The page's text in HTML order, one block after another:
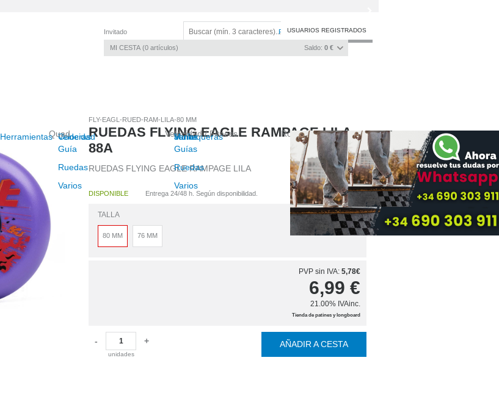
Invitado Registro/Iniciar sesión
MI CESTA 0 artículos Saldo: 0 €
USUARIOS REGISTRADOS
Velocidad Junior Patines Quad
Coderas Muñequeras Guantes
Culeras
Quad
Guía
Ruedas
Varios
Velocidad / Fitness
Guías
Ruedas
Varios
Rodamientos
Ver rodamientos
Herramientas Varios
FLY-EAGL-RUED-RAM-LILA-80 MM
RUEDAS FLYING EAGLE RAMPAGE LILA
88A
RUEDAS FLYING EAGLE RAMPAGE LILA
DISPONIBLE Entrega 24/48 h. Según disponibilidad.
TALLA
80 MM 76 MM
PVP sin IVA: 5,78€
6,99 €
21.00% IVAinc.
Tienda de patines y longboard
-
unidades
+ AÑADIR A CESTA